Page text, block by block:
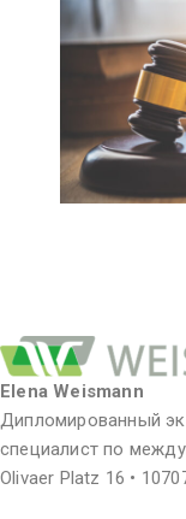
Elena Weismann
Дипломированный
специалист по
Olivaer Platz 16 •